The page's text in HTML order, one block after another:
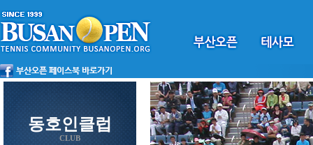
동호인클럽
CLUB